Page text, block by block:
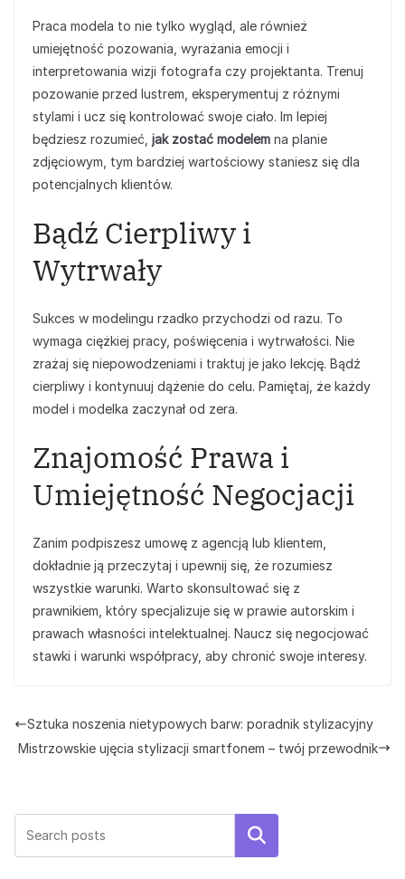
Praca modela to nie tylko wygląd, ale również
umiejętność pozowania, wyrażania emocji i
interpretowania wizji fotografa czy projektanta. Trenuj
pozowanie przed lustrem, eksperymentuj z różnymi
stylami i ucz się kontrolować swoje ciało. Im lepiej
będziesz rozumieć, jak zostać modelem na planie
zdjęciowym, tym bardziej wartościowy staniesz się dla
potencjalnych klientów.
Bądź Cierpliwy i
Wytrwały
Sukces w modelingu rzadko przychodzi od razu. To
wymaga ciężkiej pracy, poświęcenia i wytrwałości. Nie
zrażaj się niepowodzeniami i traktuj je jako lekcję. Bądź
cierpliwy i kontynuuj dążenie do celu. Pamiętaj, że każdy
model i modelka zaczynał od zera.
Znajomość Prawa i
Umiejętność Negocjacji
Zanim podpiszesz umowę z agencją lub klientem,
dokładnie ją przeczytaj i upewnij się, że rozumiesz
wszystkie warunki. Warto skonsultować się z
prawnikiem, który specjalizuje się w prawie autorskim i
prawach własności intelektualnej. Naucz się negocjować
stawki i warunki współpracy, aby chronić swoje interesy.
Sztuka noszenia nietypowych barw: poradnik stylizacyjny
Mistrzowskie ujęcia stylizacji smartfonem – twój przewodnik
Szukaj